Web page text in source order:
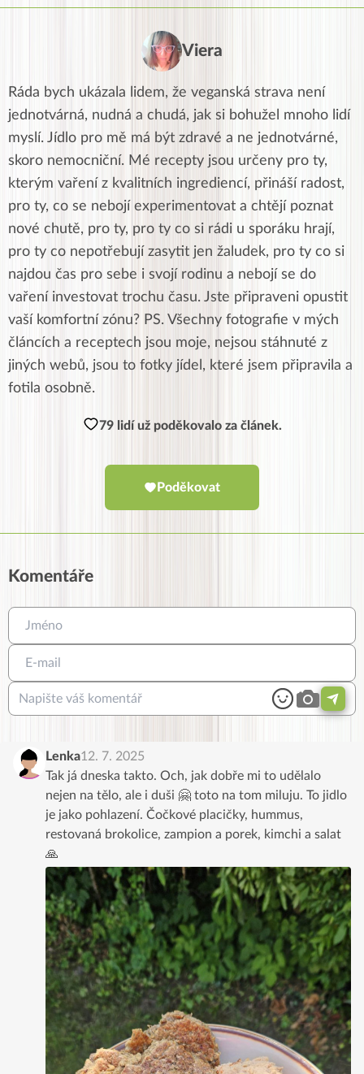
Viera
Ráda bych ukázala lidem, že veganská strava není
jednotvárná, nudná a chudá, jak si bohužel mnoho lidí
myslí. Jídlo pro mě má být zdravé a ne jednotvárné,
skoro nemocniční. Mé recepty jsou určeny pro ty,
kterým vaření z kvalitních ingrediencí, přináší radost,
pro ty, co se nebojí experimentovat a chtějí poznat
nové chutě, pro ty, pro ty co si rádi u sporáku hrají,
pro ty co nepotřebují zasytit jen žaludek, pro ty co si
najdou čas pro sebe i svojí rodinu a nebojí se do
vaření investovat trochu času. Jste připraveni opustit
vaší komfortní zónu? PS. Všechny fotografie v mých
článcích a receptech jsou moje, nejsou stáhnuté z
jiných webů, jsou to fotky jídel, které jsem připravila a
fotila osobně.
79 lidí už poděkovalo za článek.
Poděkovat
Komentáře
Lenka12. 7. 2025
Tak já dneska takto. Och, jak dobře mi to udělalo
nejen na tělo, ale i duši 🤗 toto na tom miluju. To jidlo
je jako pohlazení. Čočkové placičky, hummus,
restovaná brokolice, zampion a porek, kimchi a salat
🙏